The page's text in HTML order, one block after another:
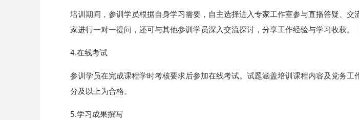
培训期间，参训学员根据自身学习需要，自主选择进入专家工作室参与直播答疑、
家进行一对一提问，还可与其他参训学员深入交流探讨，分享工作经验与学习收获。
4.在线考试
参训学员在完成课程学时考核要求后参加在线考试。试题涵盖培训课程内容及党务
分及以上为合格。
5.学习成果撰写